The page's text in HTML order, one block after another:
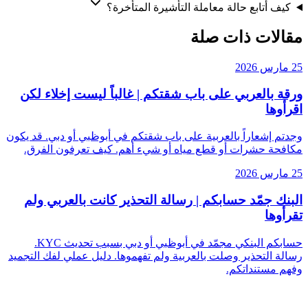
كيف أتابع حالة معاملة التأشيرة المتأخرة؟
مقالات ذات صلة
25 مارس 2026
ورقة بالعربي على باب شقتكم | غالباً ليست إخلاء لكن
اقرأوها
وجدتم إشعاراً بالعربية على باب شقتكم في أبوظبي أو دبي. قد يكون
مكافحة حشرات أو قطع مياه أو شيء أهم. كيف تعرفون الفرق.
25 مارس 2026
البنك جمّد حسابكم | رسالة التحذير كانت بالعربي ولم
تقرأوها
حسابكم البنكي مجمّد في أبوظبي أو دبي بسبب تحديث KYC.
رسالة التحذير وصلت بالعربية ولم تفهموها. دليل عملي لفك التجميد
وفهم مستنداتكم.